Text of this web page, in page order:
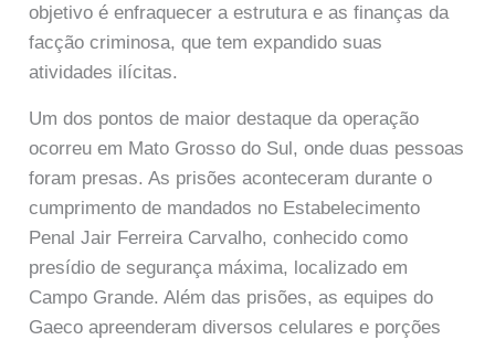
objetivo é enfraquecer a estrutura e as finanças da
facção criminosa, que tem expandido suas
atividades ilícitas.
Um dos pontos de maior destaque da operação
ocorreu em Mato Grosso do Sul, onde duas pessoas
foram presas. As prisões aconteceram durante o
cumprimento de mandados no Estabelecimento
Penal Jair Ferreira Carvalho, conhecido como
presídio de segurança máxima, localizado em
Campo Grande. Além das prisões, as equipes do
Gaeco apreenderam diversos celulares e porções